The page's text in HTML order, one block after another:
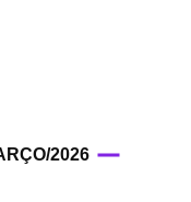
2026